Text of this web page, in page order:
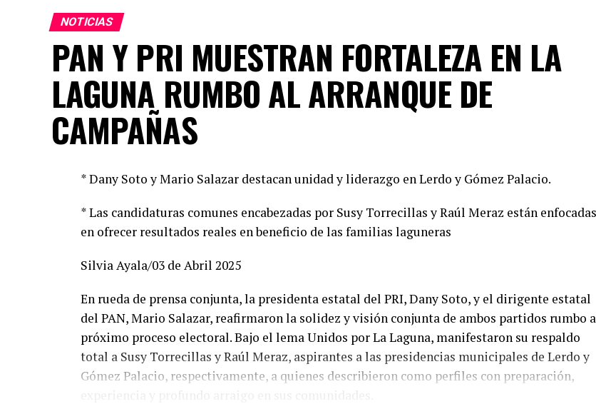
NOTICIAS
PAN Y PRI MUESTRAN FORTALEZA EN LA
LAGUNA RUMBO AL ARRANQUE DE
CAMPAÑAS
* Dany Soto y Mario Salazar destacan unidad y liderazgo en Lerdo y Gómez Palacio.
* Las candidaturas comunes encabezadas por Susy Torrecillas y Raúl Meraz están enfocadas
en ofrecer resultados reales en beneficio de las familias laguneras
Silvia Ayala/03 de Abril 2025
En rueda de prensa conjunta, la presidenta estatal del PRI, Dany Soto, y el dirigente estatal
del PAN, Mario Salazar, reafirmaron la solidez y visión conjunta de ambos partidos rumbo
próximo proceso electoral. Bajo el lema Unidos por La Laguna, manifestaron su respaldo
total a Susy Torrecillas y Raúl Meraz, aspirantes a las presidencias municipales de Lerdo y
Gómez Palacio, respectivamente, a quienes describieron como perfiles con preparación,